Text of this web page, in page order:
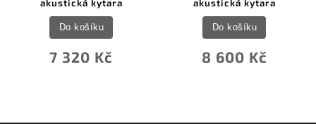
akustická kytara
7 320 Kč
Do košíku
akustická kytara
8 600 Kč
Do košíku